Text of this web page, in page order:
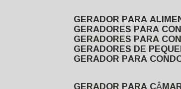
GERADOR PARA
GERADORES PARA
GERADORES PARA
GERADORES DE
GERADOR PARA